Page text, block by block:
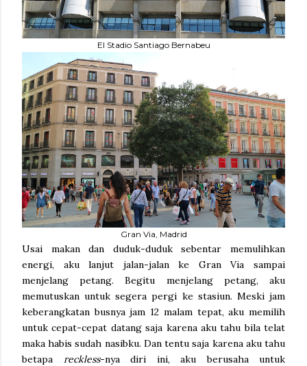
El Stadio Santiago Bernabeu
Gran Via, Madrid
Usai makan dan duduk-duduk sebentar memulihkan
energi, aku lanjut jalan-jalan ke Gran Via sampai
menjelang petang. Begitu menjelang petang, aku
memutuskan untuk segera pergi ke stasiun. Meski jam
keberangkatan busnya jam 12 malam tepat, aku memilih
untuk cepat-cepat datang saja karena aku tahu bila telat
maka habis sudah nasibku. Dan tentu saja karena aku tahu
betapa reckless-nya diri ini, aku berusaha untuk